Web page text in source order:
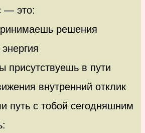
— это:
решения
присутствуешь в пути
внутренний отклик
путь с тобой сегодняшним